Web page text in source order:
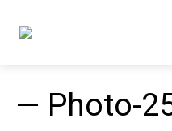
— Photo-